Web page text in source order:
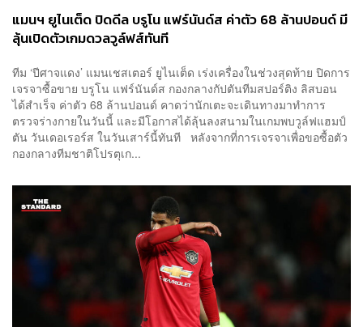
แมนฯ ยูไนเต็ด ปิดดีล บรูโน แฟร์นันด์ส ค่าตัว 68 ล้านปอนด์ มี
ลุ้นเปิดตัวเกมดวลวูล์ฟส์ทันที
ทีม ‘ปีศาจแดง’ แมนเชสเตอร์​ ยูไนเต็ด เร่งเครื่องในช่วงสุดท้าย ปิดการ
เจรจาซื้อขาย บรูโน แฟร์นันด์ส กองกลางกัปตันทีมสปอร์ติง ลิสบอน
ได้สำเร็จ ค่าตัว 68 ล้านปอนด์ คาดว่านักเตะจะเดินทางมาทำการ
ตรวจร่างกายในวันนี้ และมีโอกาสได้ลุ้นลงสนามในเกมพบวูล์ฟแฮมป์
ตัน วันเดอเรอร์ส ในวันเสาร์นี้ทันที หลังจากที่การเจรจาเพื่อขอซื้อตัว
กองกลางทีมชาติโปรตุเก...